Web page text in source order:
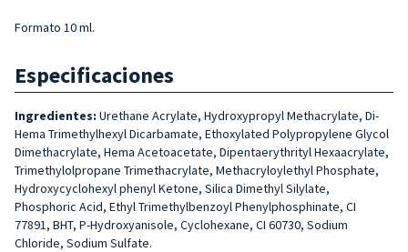
Formato 10 ml.
Especificaciones
Ingredientes: Urethane Acrylate, Hydroxypropyl Methacrylate, Di-
Hema Trimethylhexyl Dicarbamate, Ethoxylated Polypropylene Glycol
Dimethacrylate, Hema Acetoacetate, Dipentaerythrityl Hexaacrylate,
Trimethylolpropane Trimethacrylate, Methacryloylethyl Phosphate,
Hydroxycyclohexyl phenyl Ketone, Silica Dimethyl Silylate,
Phosphoric Acid, Ethyl Trimethylbenzoyl Phenylphosphinate, CI
77891, BHT, P-Hydroxyanisole, Cyclohexane, CI 60730, Sodium
Chloride, Sodium Sulfate.